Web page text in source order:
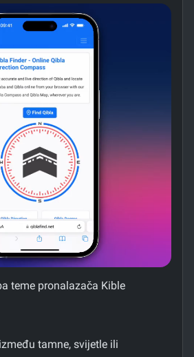
teme pronalazača Kible
tamne, svijetle ili